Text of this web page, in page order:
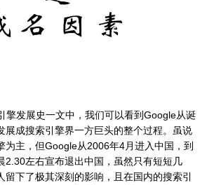
擎发展史一文中，我们可以看到Google从诞
展成搜索引擎界一方巨头的整个过程。虽说
为主，但Google从2006年4月进入中国，到
2.30左右宣布退出中国，虽然只有短短几
留下了极其深刻的影响，且在国内的搜索引